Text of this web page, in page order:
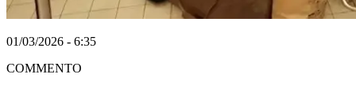
01/03/2026 - 6:35
COMMENTO